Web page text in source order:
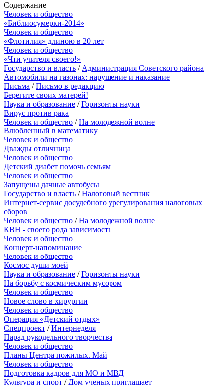
Содержание
Человек и общество
«Библиосумерки-2014»
Человек и общество
«Флотилия» длиною в 20 лет
Человек и общество
«Чти учителя своего!»
Государство и власть / Администрация Советского района
Автомобили на газонах: нарушение и наказание
Письма /Письмо в редакцию
Берегите своих матерей!
Наука и образование /Горизонты науки
Вирус против рака
Человек и общество /На молодежной волне
Влюбленный в математику
Человек и общество
Дважды отличница
Человек и общество
Детский диабет помочь семьям
Человек и общество
Запущены дачные автобусы
Государство и власть /Налоговый вестник
Интернет-сервис досудебного урегулирования налоговых
сборов
Человек и общество /На молодежной волне
КВН - своего рода зависимость
Человек и общество
Концерт-напоминание
Человек и общество
Космос души моей
Наука и образование /Горизонты науки
На борьбу с космическим мусором
Человек и общество
Новое слово в хирургии
Человек и общество
Операция «Детский отдых»
Спецпроект /Интернеделя
Парад рукодельного творчества
Человек и общество
Планы Центра пожилых. Май
Человек и общество
Подготовка кадров для МО и МВД
Культура и спорт / Дом ученых приглашает